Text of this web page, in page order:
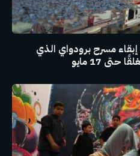
إبقاء مسرح برودواي الذي
17 مايو